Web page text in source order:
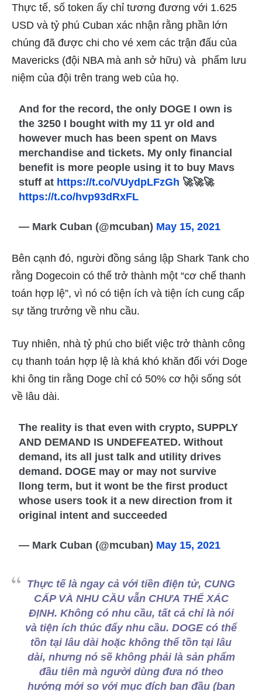
Thực tế, số token ấy chỉ tương đương với 1.625
USD và tỷ phú Cuban xác nhận rằng phần lớn
chúng đã được chi cho vé xem các trận đấu của
Mavericks (đội NBA mà anh sở hữu) và phẩm lưu
niệm của đội trên trang web của họ.
And for the record, the only DOGE I own is
the 3250 I bought with my 11 yr old and
however much has been spent on Mavs
merchandise and tickets. My only financial
benefit is more people using it to buy Mavs
stuff at https://t.co/VUydpLFzGh 🚀🚀🚀
https://t.co/hvp93dRxFL
— Mark Cuban (@mcuban) May 15, 2021
Bên cạnh đó, người đồng sáng lập Shark Tank cho
rằng Dogecoin có thể trở thành một “cơ chế thanh
toán hợp lệ”, vì nó có tiện ích và tiện ích cung cấp
sự tăng trưởng về nhu cầu.
Tuy nhiên, nhà tỷ phú cho biết việc trở thành công
cụ thanh toán hợp lệ là khá khó khăn đối với Doge
khi ông tin rằng Doge chỉ có 50% cơ hội sống sót
về lâu dài.
The reality is that even with crypto, SUPPLY
AND DEMAND IS UNDEFEATED. Without
demand, its all just talk and utility drives
demand. DOGE may or may not survive
llong term, but it wont be the first product
whose users took it a new direction from it
original intent and succeeded
— Mark Cuban (@mcuban) May 15, 2021
Thực tế là ngay cả với tiền điện tử, CUNG
CẤP VÀ NHU CẦU vẫn CHƯA THỂ XÁC
ĐỊNH. Không có nhu cầu, tất cả chỉ là nói
và tiện ích thúc đẩy nhu cầu. DOGE có thể
tồn tại lâu dài hoặc không thể tồn tại lâu
dài, nhưng nó sẽ không phải là sản phẩm
đầu tiên mà người dùng đưa nó theo
hướng mới so với mục đích ban đầu (ban